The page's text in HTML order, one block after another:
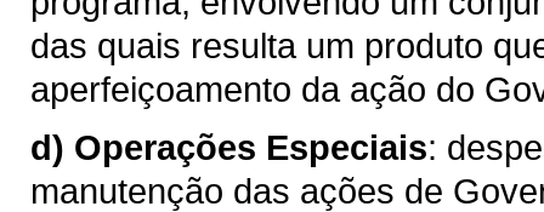
das quais resulta um produto
aperfeiçoamento da ação do
d) Operações Especiais:
manutenção das ações de